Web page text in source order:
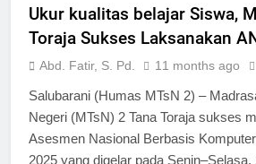
Ukur kualitas belajar Siswa,
Toraja Sukses Laksanakan
Abd. Fatir, S. Pd. 11 months ago
Salubarani (Humas MTsN 2) –
Negeri (MTsN) 2 Tana Toraja sukses
Asesmen Nasional Berbasis
2025 yang digelar pada Senin–Selasa,